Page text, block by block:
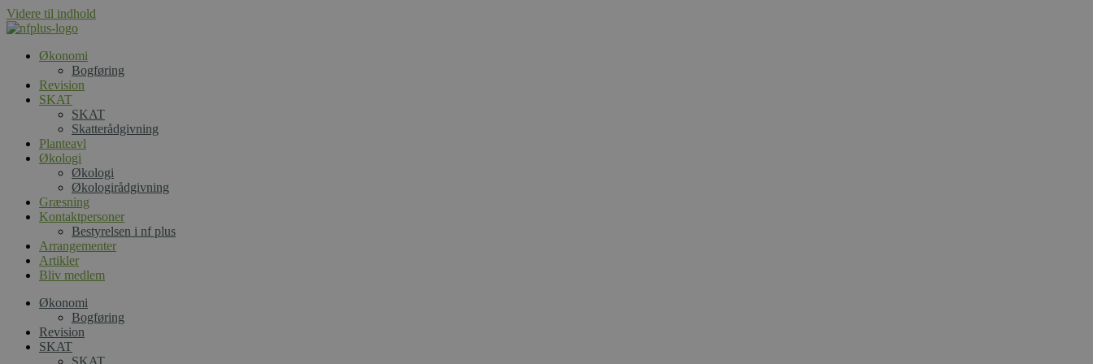
Videre til indhold
Økonomi
Bogføring
Revision
SKAT
SKAT
Skatterådgivning
Planteavl
Økologi
Økologi
Økologirådgivning
Græsning
Kontaktpersoner
Bestyrelsen i nf plus
Arrangementer
Artikler
Bliv medlem
Økonomi
Bogføring
Revision
SKAT
SKAT